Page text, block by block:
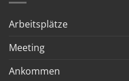
Arbeitsplätze
Meeting
Ankommen